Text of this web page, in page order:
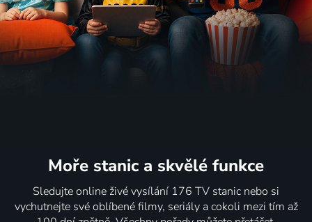
Moře stanic a skvělé funkce
Sledujte online živé vysílání 176 TV stanic nebo si
vychutnejte své oblíbené filmy, seriály a cokoli mezi tím až